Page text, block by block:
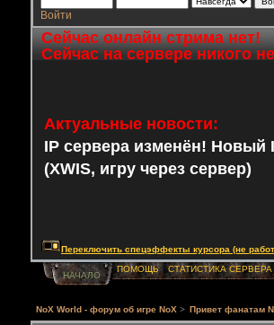
Войти
Сейчас онлайн стрима нет!
Сейчас на сервере никого
Актуальные новости:
IP сервера изменён! Новый
(XWIS, игру через сервер)
Переключить спецэффекты курсора (не
НАЧАЛО
ПОМОЩЬ СТАТИСТИКА СЕРВЕРА
NoX World - форум об игре NoX > Привет фанатам